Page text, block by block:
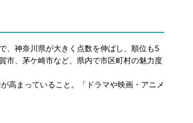
、神奈川県が大きく点数を伸ばし、順位も5
市、茅ケ崎市など、県内で市区町村の魅力度
高まっていること。「ドラマや映画・アニメ